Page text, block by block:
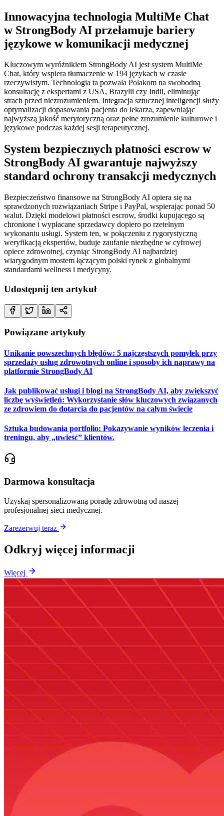
Innowacyjna technologia MultiMe Chat
w StrongBody AI przełamuje bariery
językowe w komunikacji medycznej
Kluczowym wyróżnikiem StrongBody AI jest system MultiMe
Chat, który wspiera tłumaczenie w 194 językach w czasie
rzeczywistym. Technologia ta pozwala Polakom na swobodną
konsultację z ekspertami z USA, Brazylii czy Indii, eliminując
strach przed niezrozumieniem. Integracja sztucznej inteligencji służy
optymalizacji dopasowania pacjenta do lekarza, zapewniając
najwyższą jakość merytoryczną oraz pełne zrozumienie kulturowe i
językowe podczas każdej sesji terapeutycznej.
System bezpiecznych płatności escrow w
StrongBody AI gwarantuje najwyższy
standard ochrony transakcji medycznych
Bezpieczeństwo finansowe na StrongBody AI opiera się na
sprawdzonych rozwiązaniach Stripe i PayPal, wspierając ponad 50
walut. Dzięki modelowi płatności escrow, środki kupującego są
chronione i wypłacane sprzedawcy dopiero po rzetelnym
wykonaniu usługi. System ten, w połączeniu z rygorystyczną
weryfikacją ekspertów, buduje zaufanie niezbędne w cyfrowej
opiece zdrowotnej, czyniąc StrongBody AI najbardziej
wiarygodnym mostem łączącym polski rynek z globalnymi
standardami wellness i medycyny.
Udostępnij ten artykuł
Powiązane artykuły
Unikanie powszechnych błędów: 5 najczęstszych pomyłek przy
sprzedaży usług zdrowotnych online i sposoby ich naprawy na
platformie StrongBody AI
Jak publikować usługi i blogi na StrongBody AI, aby zwiększyć
liczbę wyświetleń: Wykorzystanie słów kluczowych związanych
ze zdrowiem do dotarcia do pacjentów na całym świecie
Sztuka budowania portfolio: Pokazywanie wyników leczenia i
treningu, aby „uwieść” klientów.
Darmowa konsultacja
Uzyskaj spersonalizowaną poradę zdrowotną od naszej
profesjonalnej sieci medycznej.
Zarezerwuj teraz
Odkryj więcej informacji
Więcej